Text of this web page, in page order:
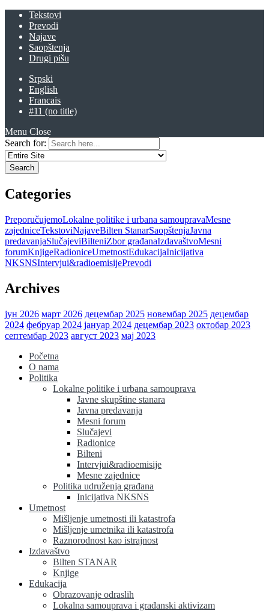
Tekstovi
Prevodi
Najave
Saopštenja
Drugi pišu
Srpski
English
Francais
#11 (no title)
Menu Close
Search for:
Categories
PreporučujemoLokalne politike i urbana samoupravaMesne
zajedniceTekstoviNajaveBilten StanarSaopštenjaJavna
predavanjaSlučajeviBilteniZbor građanaIzdavaštvoMesni
forumKnjigeRadioniceUmetnostEdukacijaInicijativa
NKSNSIntervjui&radioemisijePrevodi
Archives
јун 2026 март 2026 децембар 2025 новембар 2025 децембар
2024 фебруар 2024 јануар 2024 децембар 2023 октобар 2023
септембар 2023 август 2023 мај 2023
Početna
O nama
Politika
Lokalne politike i urbana samouprava
Javne skupštine stanara
Javna predavanja
Mesni forum
Slučajevi
Radionice
Bilteni
Intervjui&radioemisije
Mesne zajednice
Politika udruženja građana
Inicijativa NKSNS
Umetnost
Mišljenje umetnosti ili katastrofa
Mišljenje umetnika ili katastrofa
Raznorodnost kao istrajnost
Izdavaštvo
Bilten STANAR
Knjige
Edukacija
Obrazovanje odraslih
Lokalna samouprava i građanski aktivizam